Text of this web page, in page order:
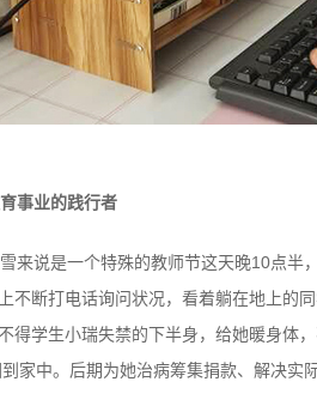
事业的践行者
来说是一个特殊的教师节这天晚10点
不断打电话询问状况，看着躺在地上的
得学生小瑞失禁的下半身，给她暖身体
家中。后期为她治病筹集捐款、解决实